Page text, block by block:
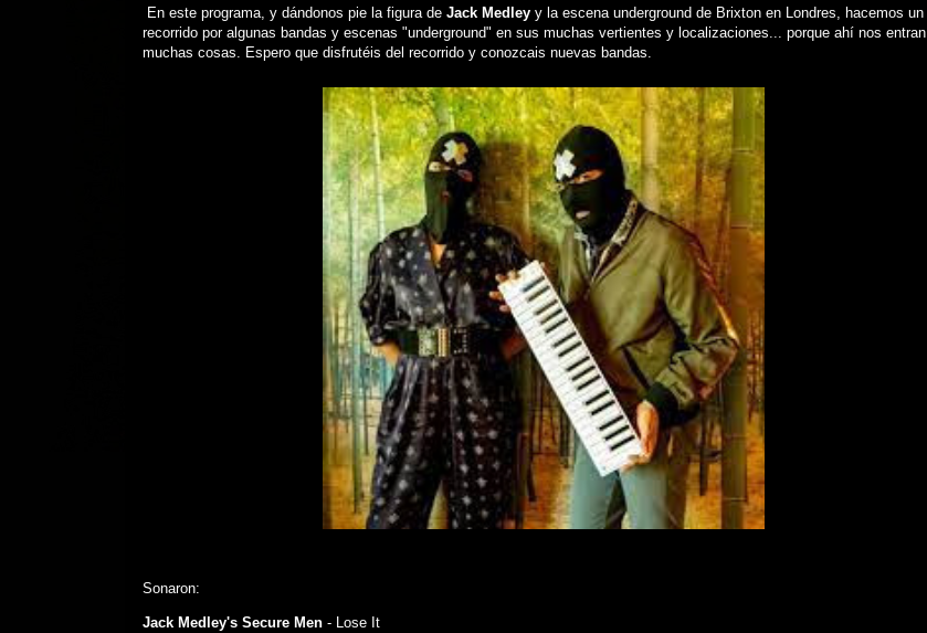
En este programa, y dándonos pie la figura de Jack Medley y la escena underground de Brixton en Londres, hacemos un
recorrido por algunas bandas y escenas "underground" en sus muchas vertientes y localizaciones... porque ahí nos entran
muchas cosas. Espero que disfrutéis del recorrido y conozcais nuevas bandas.
Sonaron:
Jack Medley's Secure Men - Lose It